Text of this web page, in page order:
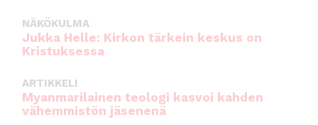
NÄKÖKULMA
Jukka Helle: Kirkon tärkein keskus on
Kristuksessa
ARTIKKELI
Myanmarilainen teologi kasvoi kahden
vähemmistön jäsenenä